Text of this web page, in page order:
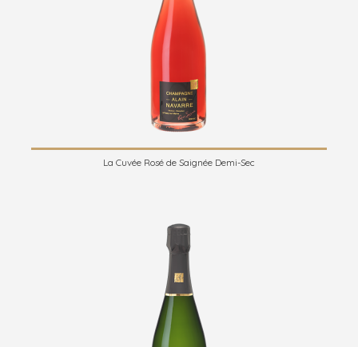
La Cuvée Rosé de Saignée Demi-Sec